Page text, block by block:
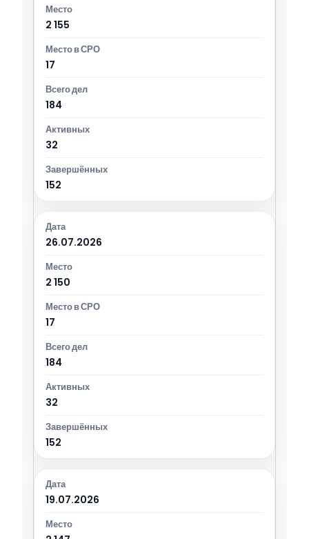
2 155
17
184
32
152
26.07.2026
2 150
17
184
32
152
19.07.2026